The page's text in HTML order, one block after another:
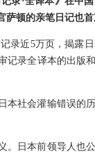
顿的亲笔日记也
录近5万页，揭露
录全译本的出版
本社会灌输错误的
日本前领导人也